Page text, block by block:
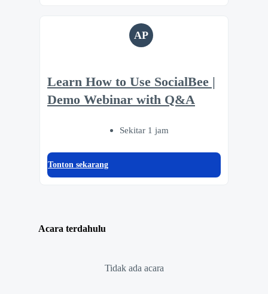
AP
Learn How to Use SocialBee |
Demo Webinar with Q&A
Sekitar 1 jam
Tonton sekarang
Acara terdahulu
Tidak ada acara